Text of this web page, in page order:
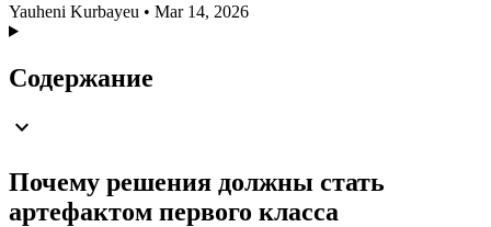
Yauheni Kurbayeu • Mar 14, 2026
Содержание
expand_more
Почему решения должны стать
артефактом первого класса